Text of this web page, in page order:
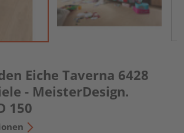
Eiche Taverna 6428
- MeisterDesign.
150